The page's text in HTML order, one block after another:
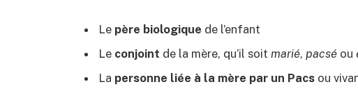
Le père biologique de l’enfant
Le conjoint de la mère, qu’il soit marié, pacsé ou
La personne liée à la mère par un Pacs ou